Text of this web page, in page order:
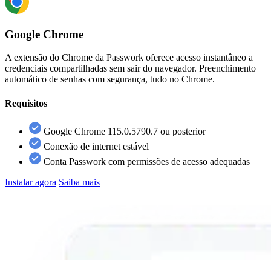
Google Chrome
A extensão do Chrome da Passwork oferece acesso instantâneo a
credenciais compartilhadas sem sair do navegador. Preenchimento
automático de senhas com segurança, tudo no Chrome.
Requisitos
Google Chrome 115.0.5790.7 ou posterior
Conexão de internet estável
Conta Passwork com permissões de acesso adequadas
Instalar agora Saiba mais